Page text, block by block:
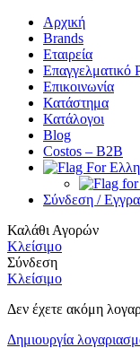
Αρχική
Brands
Εταιρεία
Επαγγελματικό
Επικοινωνία
Κατάστημα
Κατάλογοι
Blog
Costos – Β2Β
Σύνδεση /
Καλάθι Αγορών
Κλείσιμο
Σύνδεση
Κλείσιμο
Δεν έχετε ακόμη
Δημιουργία